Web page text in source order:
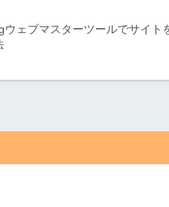
ウェブマスターツールでサイト